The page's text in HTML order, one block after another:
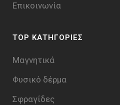
Επικοινωνία
TOP ΚΑΤΗΓΟΡΙΕΣ
Μαγνητικά
Φυσικό δέρμα
Σφραγίδες